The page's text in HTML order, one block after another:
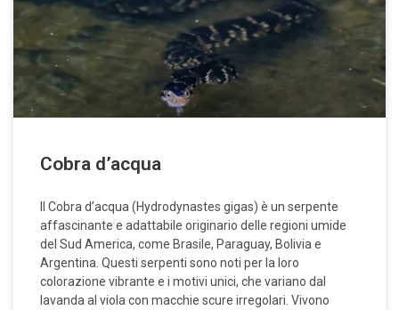
Cobra d’acqua
Il Cobra d’acqua (Hydrodynastes gigas) è un serpente
affascinante e adattabile originario delle regioni umide
del Sud America, come Brasile, Paraguay, Bolivia e
Argentina. Questi serpenti sono noti per la loro
colorazione vibrante e i motivi unici, che variano dal
lavanda al viola con macchie scure irregolari. Vivono